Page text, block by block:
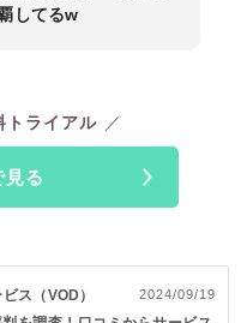
してるw
トライアル
る
ス（VOD） 2024/09/19